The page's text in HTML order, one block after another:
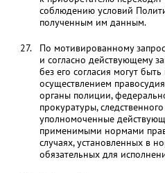
соблюдению условий
полученным им данным.
По мотивированному
и согласно действующему
без его согласия могут
осуществлением
органы полиции,
прокуратуры,
уполномоченные
применимыми нормами
случаях, установленных в
обязательных для